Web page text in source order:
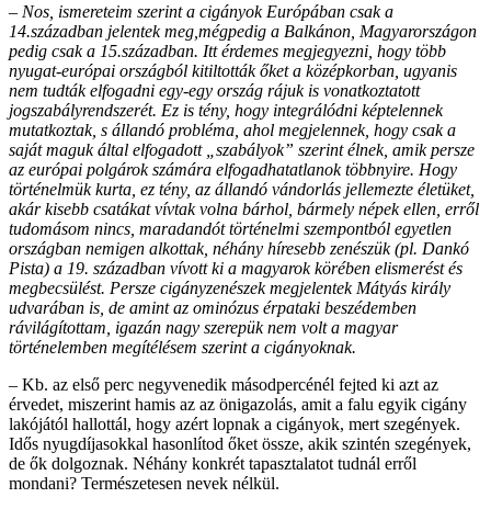
– Nos, ismereteim szerint a cigányok Európában csak a
14.században jelentek meg,mégpedig a Balkánon, Magyarországon
pedig csak a 15.században. Itt érdemes megjegyezni, hogy több
nyugat-európai országból kitiltották őket a középkorban, ugyanis
nem tudták elfogadni egy-egy ország rájuk is vonatkoztatott
jogszabályrendszerét. Ez is tény, hogy integrálódni képtelennek
mutatkoztak, s állandó probléma, ahol megjelennek, hogy csak a
saját maguk által elfogadott „szabályok” szerint élnek, amik persze
az európai polgárok számára elfogadhatatlanok többnyire. Hogy
történelmük kurta, ez tény, az állandó vándorlás jellemezte életüket,
akár kisebb csatákat vívtak volna bárhol, bármely népek ellen, erről
tudomásom nincs, maradandót történelmi szempontból egyetlen
országban nemigen alkottak, néhány híresebb zenészük (pl. Dankó
Pista) a 19. században vívott ki a magyarok körében elismerést és
megbecsülést. Persze cigányzenészek megjelentek Mátyás király
udvarában is, de amint az ominózus érpataki beszédemben
rávilágítottam, igazán nagy szerepük nem volt a magyar
történelemben megítélésem szerint a cigányoknak.
– Kb. az első perc negyvenedik másodpercénél fejted ki azt az
érvedet, miszerint hamis az az önigazolás, amit a falu egyik cigány
lakójától hallottál, hogy azért lopnak a cigányok, mert szegények.
Idős nyugdíjasokkal hasonlítod őket össze, akik szintén szegények,
de ők dolgoznak. Néhány konkrét tapasztalatot tudnál erről
mondani? Természetesen nevek nélkül.